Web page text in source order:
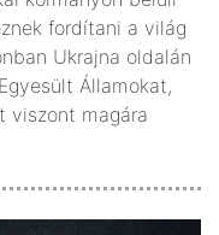
fordítani a világ
Ukrajna oldalán
Államokat,
viszont magára